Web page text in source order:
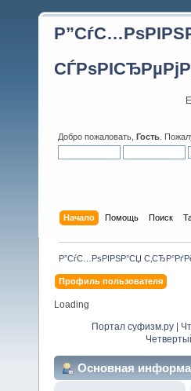
Добро пожаловать, Гость .
Начало Помощь Поиск
Р”СѓС…РѕРІРЅР°СЏ
Профиль пользователя
Loading
Портал суфизм.ру
Основная